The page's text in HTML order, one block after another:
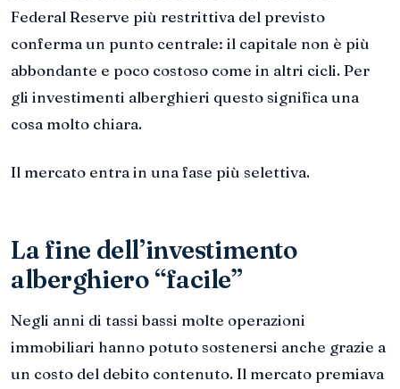
Federal Reserve più restrittiva del previsto
conferma un punto centrale: il capitale non è più
abbondante e poco costoso come in altri cicli. Per
gli investimenti alberghieri questo significa una
cosa molto chiara.
Il mercato entra in una fase più selettiva.
La fine dell’investimento
alberghiero “facile”
Negli anni di tassi bassi molte operazioni
immobiliari hanno potuto sostenersi anche grazie a
un costo del debito contenuto. Il mercato premiava